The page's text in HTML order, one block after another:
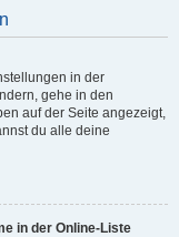
in der
gehe in den
auf der Seite angezeigt,
du alle deine
in der Online-Liste